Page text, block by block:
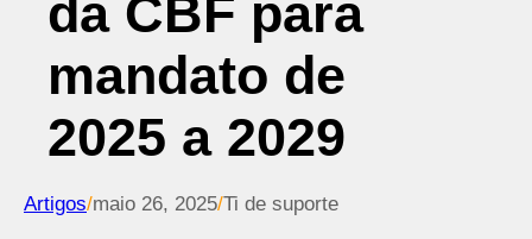
da CBF para
mandato de
2025 a 2029
Artigos/maio 26, 2025/Ti de suporte